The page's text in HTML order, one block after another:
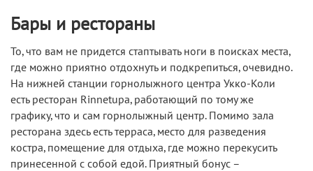
Бары и рестораны
То, что вам не придется стаптывать ноги в поисках места,
где можно приятно отдохнуть и подкрепиться, очевидно.
На нижней станции горнолыжного центра Укко-Коли
есть ресторан Rinnetupa, работающий по тому же
графику, что и сам горнолыжный центр. Помимо зала
ресторана здесь есть терраса, место для разведения
костра, помещение для отдыха, где можно перекусить
принесенной с собой едой. Приятный бонус –